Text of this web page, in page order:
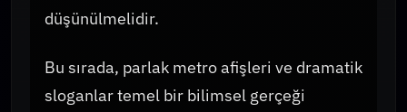
düşünülmelidir.
Bu sırada, parlak metro afişleri ve dramatik
sloganlar temel bir bilimsel gerçeği